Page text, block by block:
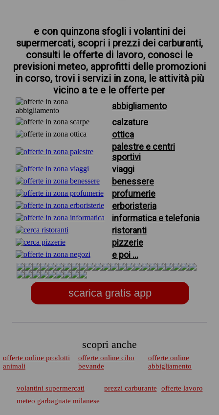
e con quinzona sfogli i volantini dei
supermercati, scopri i prezzi dei carburanti,
consulti le offerte di lavoro, conosci le
previsioni meteo, approfitti delle promozioni
in corso, trovi i servizi in zona, le attività più
vicino a te e le offerte per
abbigliamento
calzature
ottica
palestre e centri
sportivi
viaggi
benessere
profumerie
erboristeria
informatica e telefonia
ristoranti
pizzerie
e poi ...
scarica gratis app
scopri anche
offerte online prodotti
animali
offerte online cibo
bevande
offerte online
abbigliamento
volantini supermercati prezzi carburante
offerte lavoro
meteo garbagnate milanese